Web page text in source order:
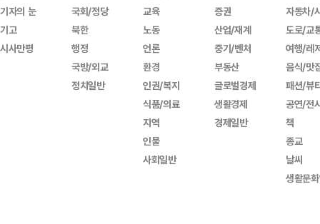
기자의 눈
기고
시사만평
국회/정당
북한
행정
국방/외교
정치일반
교육
노동
언론
환경
인권/복지
식품/의료
지역
인물
사회일반
증권
산업/재계
중기/벤처
부동산
글로벌경제
생활경제
경제일반
자동차/
도로/교
여행/레
음식/맛
패션/뷰
공연/전
책
종교
날씨
생활문